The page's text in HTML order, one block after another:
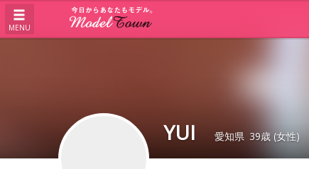
MENU
YUI 愛知県 39歳 (女性)